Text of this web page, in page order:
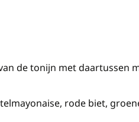
de tonijn met daartussen
rode biet,